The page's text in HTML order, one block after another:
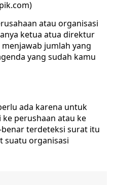
atau organisasi
ketua atua direktur
jumlah yang
yang sudah kamu
ada karena untuk
perushaan atau ke
terdeteksi surat itu
suatu organisasi